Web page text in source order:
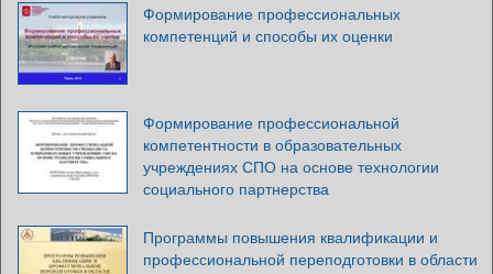
Формирование профессиональных
компетенций и способы их оценки
Формирование профессиональной
компетентности в образовательных
учреждениях СПО на основе технологии
социального партнерства
Программы повышения квалификации и
профессиональной переподготовки в области